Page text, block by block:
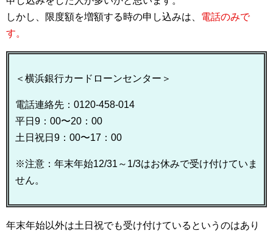
しかし、限度額を増額する時の申し込みは、 電話のみで
す。
＜横浜銀行カードローンセンター＞
電話連絡先：0120-458-014
平日9：00〜20：00
土日祝日9：00〜17：00
※注意：年末年始12/31～1/3はお休みで受け付けていま
せん。
年末年始以外は土日祝でも受け付けているというのはあり